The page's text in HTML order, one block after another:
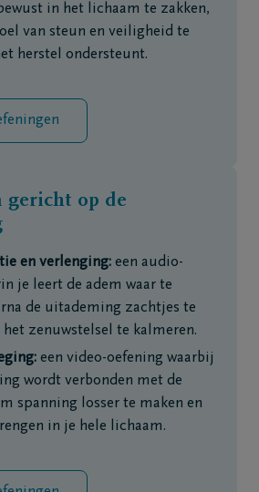
in het lichaam te zakken,
van steun en veiligheid te
herstel ondersteunt.
gericht op de
en verlenging: een audio-
je leert de adem waar te
de uitademing zachtjes te
zenuwstelsel te kalmeren.
een video-oefening waarbij
wordt verbonden met de
spanning losser te maken en
in je hele lichaam.